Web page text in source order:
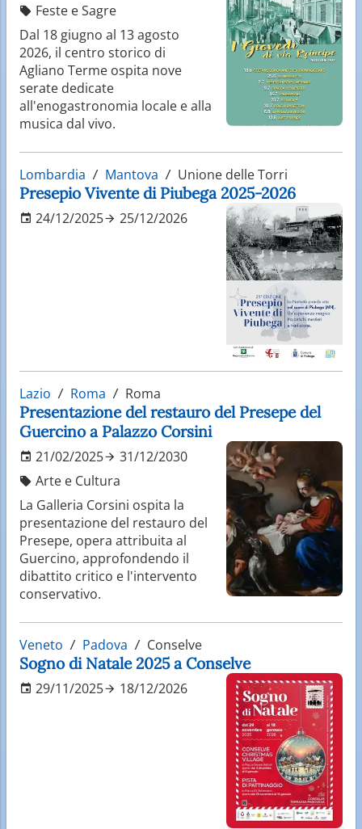
Feste e Sagre
Dal 18 giugno al 13 agosto
2026, il centro storico di
Agliano Terme ospita nove
serate dedicate
all'enogastronomia locale e alla
musica dal vivo.
Lombardia Mantova Unione delle Torri
Presepio Vivente di Piubega 2025-2026
24/12/2025 25/12/2026
Lazio Roma Roma
Presentazione del restauro del Presepe del
Guercino a Palazzo Corsini
21/02/2025
31/12/2030
Arte e Cultura
La Galleria Corsini ospita la
presentazione del restauro del
Presepe, opera attribuita al
Guercino, approfondendo il
dibattito critico e l'intervento
conservativo.
Veneto Padova Conselve
Sogno di Natale 2025 a Conselve
29/11/2025 18/12/2026